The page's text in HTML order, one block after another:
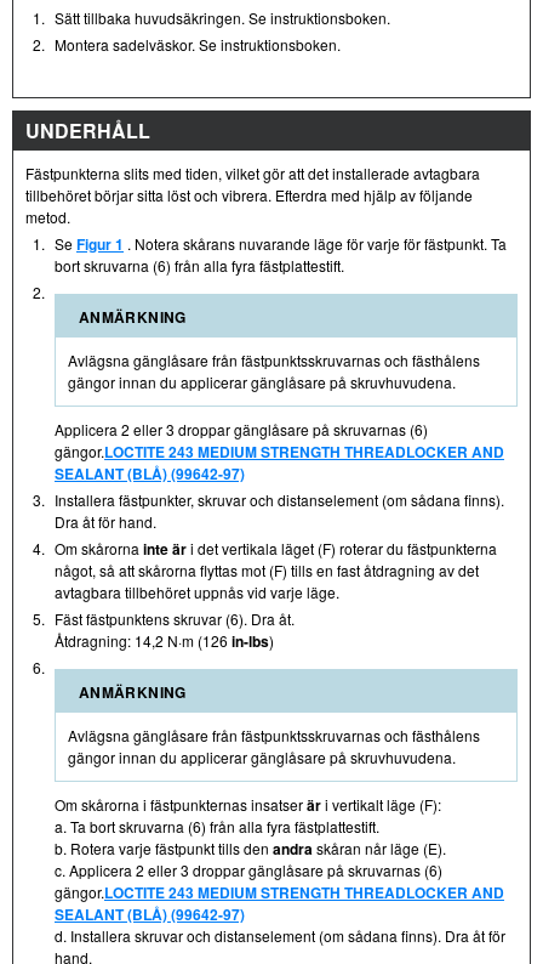
1. Sätt tillbaka huvudsäkringen. Se instruktionsboken.
2. Montera sadelväskor. Se instruktionsboken.
UNDERHÅLL
Fästpunkterna slits med tiden, vilket gör att det installerade avtagbara
tillbehöret börjar sitta löst och vibrera. Efterdra med hjälp av följande
metod.
1. SeFigur 1 . Notera skårans nuvarande läge för varje för fästpunkt. Ta
bort skruvarna (6) från alla fyra fästplattestift.
2.
ANMÄRKNING
Avlägsna gänglåsare från fästpunktsskruvarnas och fästhålens
gängor innan du applicerar gänglåsare på skruvhuvudena.
Applicera 2 eller 3 droppar gänglåsare på skruvarnas (6)
gängor.LOCTITE 243 MEDIUM STRENGTH THREADLOCKER AND
SEALANT (BLÅ) (99642-97)
3. Installera fästpunkter, skruvar och distanselement (om sådana finns).
Dra åt för hand.
4. Om skårorna inte äri det vertikala läget (F) roterar du fästpunkterna
något, så att skårorna flyttas mot (F) tills en fast åtdragning av det
avtagbara tillbehöret uppnås vid varje läge.
5. Fäst fästpunktens skruvar (6). Dra åt.
Åtdragning: 14,2 N·m (126 in-lbs)
6.
ANMÄRKNING
Avlägsna gänglåsare från fästpunktsskruvarnas och fästhålens
gängor innan du applicerar gänglåsare på skruvhuvudena.
Om skårorna i fästpunkternas insatseräri vertikalt läge (F):
a. Ta bort skruvarna (6) från alla fyra fästplattestift.
b. Rotera varje fästpunkt tills den andraskåran når läge (E).
c. Applicera 2 eller 3 droppar gänglåsare på skruvarnas (6)
gängor.LOCTITE 243 MEDIUM STRENGTH THREADLOCKER AND
SEALANT (BLÅ) (99642-97)
d. Installera skruvar och distanselement (om sådana finns). Dra åt för
hand.